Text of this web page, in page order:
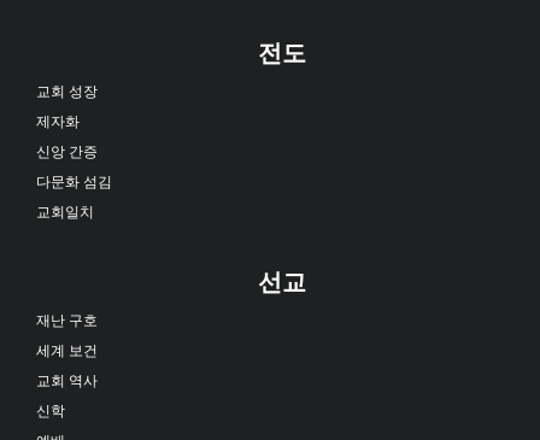
전도
교회 성장
제자화
신앙 간증
다문화 섬김
교회일치
선교
재난 구호
세계 보건
교회 역사
신학